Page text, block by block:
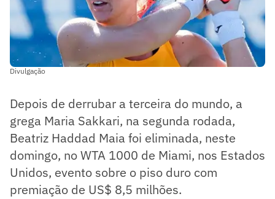
Divulgação
Depois de derrubar a terceira do mundo, a
grega Maria Sakkari, na segunda rodada,
Beatriz Haddad Maia foi eliminada, neste
domingo, no WTA 1000 de Miami, nos Estados
Unidos, evento sobre o piso duro com
premiação de US$ 8,5 milhões.